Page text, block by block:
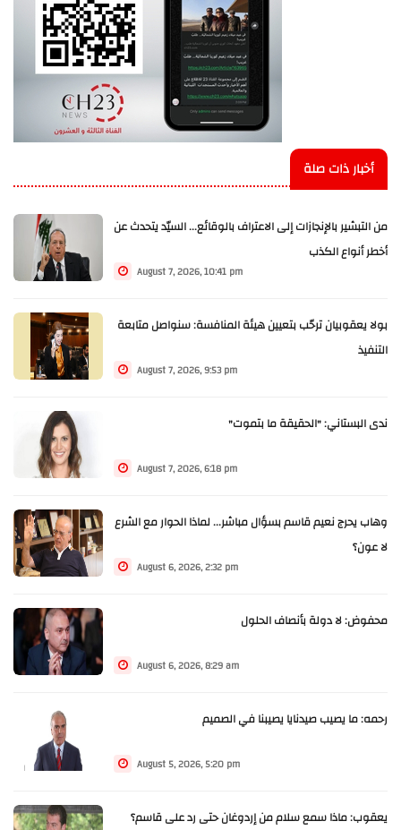
أخبار ذات صلة
من التبشير بالإنجازات إلى الاعتراف بالوقائع... السيّد يتحدث عن
أخطر أنواع الكذب
August 7, 2026, 10:41 pm
بولا يعقوبيان ترحّب بتعيين هيئة المنافسة: سنواصل متابعة
التنفيذ
August 7, 2026, 9:53 pm
ندى البستاني: "الحقيقة ما بتموت"
August 7, 2026, 6:18 pm
وهاب يحرج نعيم قاسم بسؤال مباشر... لماذا الحوار مع الشرع
لا عون؟
August 6, 2026, 2:32 pm
محفوض: لا دولة بأنصاف الحلول
August 6, 2026, 8:29 am
رحمه: ما يصيب صيدنايا يصيبنا في الصميم
August 5, 2026, 5:20 pm
يعقوب: ماذا سمع سلام من إردوغان حتى رد على قاسم؟